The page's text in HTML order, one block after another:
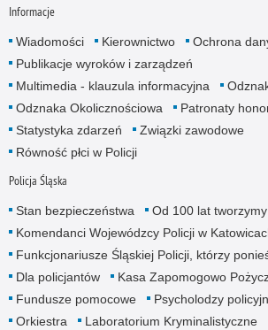
Informacje
Wiadomości Kierownictwo
Ochrona
Publikacje wyroków i zarządzeń
Multimedia - klauzula informacyjna
Odznaka Okolicznościowa
Patronaty
Statystyka zdarzeń
Związki zawodowe
Równość płci w Policji
Policja Śląska
Stan bezpieczeństwa
Od 100 lat
Komendanci Wojewódzcy Policji w
Funkcjonariusze Śląskiej Policji, którzy
Dla policjantów
Kasa Zapomogowo
Fundusze pomocowe
Psycholodzy
Orkiestra
Laboratorium Kryminalistyczne